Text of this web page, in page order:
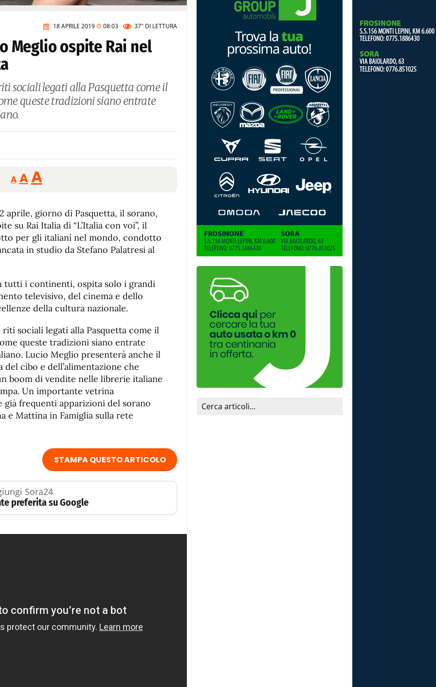
18 APRILE 2019 08:03 37" DI LETTURA
Meglio ospite Rai nel
sociali legati alla Pasquetta come il
queste tradizioni siano entrate
A
Reducir
tamaño
A Restablecer
tamaño
de
fuente
AAumentar
de
fuente.
aprile, giorno di Pasquetta, il sorano,
su Rai Italia di “L’Italia con voi”, il
per gli italiani nel mondo, condotto
in studio da Stefano Palatresi al
tutti i continenti, ospita solo i grandi
televisivo, del cinema e dello
della cultura nazionale.
sociali legati alla Pasquetta come il
queste tradizioni siano entrate
Lucio Meglio presenterà anche il
del cibo e dell’alimentazione che
boom di vendite nelle librerie italiane
Un importante vetrina
già frequenti apparizioni del sorano
e Mattina in Famiglia sulla rete
STAMPA QUESTO ARTICOLO
Sora24
preferita su Google